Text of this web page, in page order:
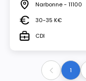
Lieu Narbonne - 11100
Salaire30-35 K€
TypeCDI
Previous1